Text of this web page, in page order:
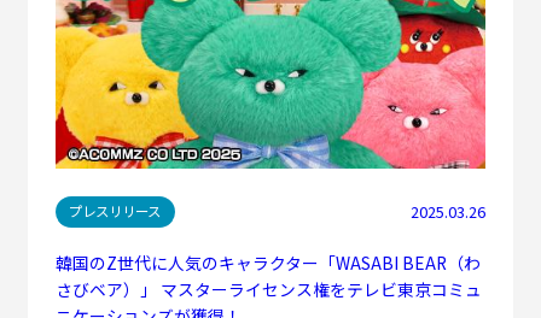
プレスリリース 2025.03.26
韓国のZ世代に人気のキャラクター「WASABI BEAR（わ
さびベア）」 マスターライセンス権をテレビ東京コミュ